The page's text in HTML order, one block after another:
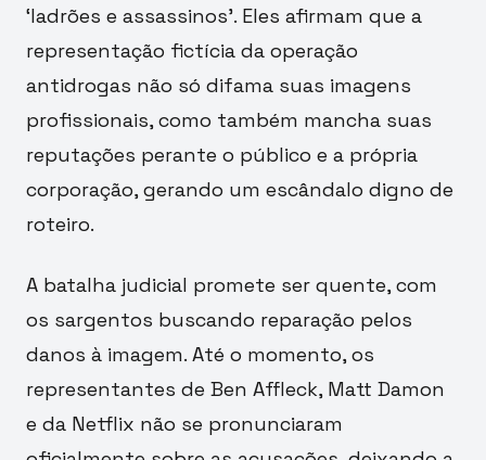
‘ladrões e assassinos’. Eles afirmam que a
representação fictícia da operação
antidrogas não só difama suas imagens
profissionais, como também mancha suas
reputações perante o público e a própria
corporação, gerando um escândalo digno de
roteiro.
A batalha judicial promete ser quente, com
os sargentos buscando reparação pelos
danos à imagem. Até o momento, os
representantes de Ben Affleck, Matt Damon
e da Netflix não se pronunciaram